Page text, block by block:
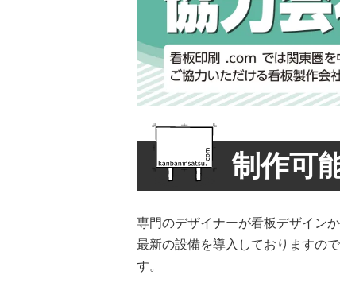
制作可
専門のデザイナーが看板デザインか
最新の設備を導入しておりますの
す。